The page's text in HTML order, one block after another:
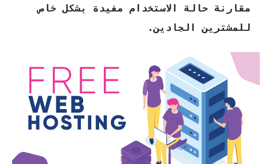
مقارنة حالة الاستخدام مفيدة بشكل خاص
للمشترين الجادين.